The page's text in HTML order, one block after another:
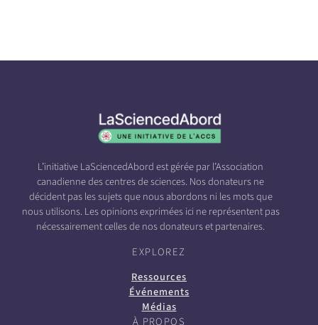
L’initiative LaSciencedAbord est gérée par l’Association
canadienne des centres de sciences. Nos donateurs ne
décident pas les sujets que nous abordons ni les mots que
nous utilisons. Les opinions exprimées ici ne représentent pas
nécessairement celles de nos donateurs et partenaires.
EXPLOREZ
Ressources
Événements
Médias